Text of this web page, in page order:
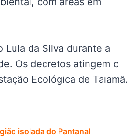
Lula da Silva durante a
Os decretos atingem o
Ecológica de Taiamã.
isolada do Pantanal